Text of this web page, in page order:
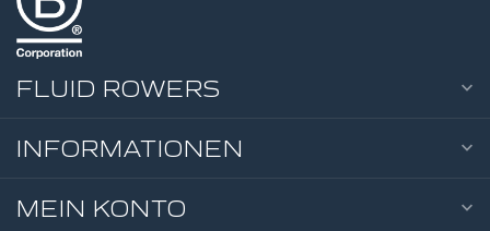
FLUID ROWERS
INFORMATIONEN
MEIN KONTO